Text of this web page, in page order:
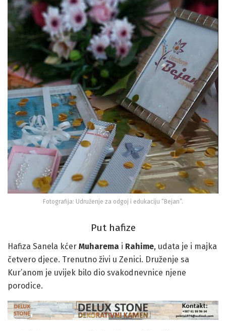
Fotografija: Udruženje za odgoj i edukaciju “Bejan”.
Put hafize
Hafiza Sanela kćer Muharema i Rahime, udata je i majka
četvero djece. Trenutno živi u Zenici. Druženje sa
Kur’anom je uvijek bilo dio svakodnevnice njene
porodice.